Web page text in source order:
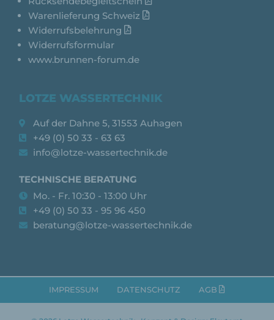
Warenlieferung Schweiz
Widerrufsbelehrung
Widerrufsformular
www.brunnen-forum.de
LOTZE WASSERTECHNIK
Auf der Dahne 5, 31553 Auhagen
+49 (0) 50 33 - 63 63
info@lotze-wassertechnik.de
TECHNISCHE BERATUNG
Mo. - Fr. 10:30 - 13:00 Uhr
+49 (0) 50 33 - 95 96 450
beratung@lotze-wassertechnik.de
IMPRESSUM DATENSCHUTZ AGB